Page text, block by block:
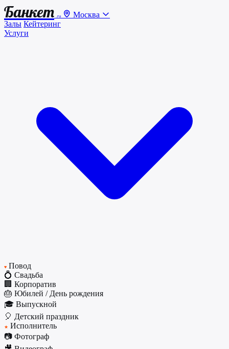
Банкет .ru
Москва
Залы Кейтеринг
Услуги
♥ Повод
💍 Свадьба
🏢 Корпоратив
🎂 Юбилей / День рождения
🎓 Выпускной
🎈 Детский праздник
★ Исполнитель
📷 Фотограф